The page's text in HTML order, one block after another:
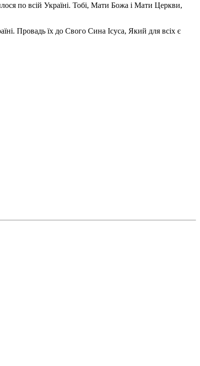
по всій Україні. Тобі, Мати Божа і Мати Церкви,
Провадь їх до Свого Сина Ісуса, Який для всіх є